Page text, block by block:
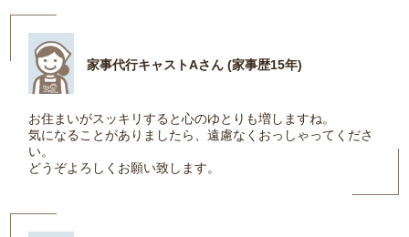
家事代行キャストAさん (家事歴15年)
お住まいがスッキリすると心のゆとりも増しますね。
気になることがありましたら、遠慮なくおっしゃってくださ
い。
どうぞよろしくお願い致します。